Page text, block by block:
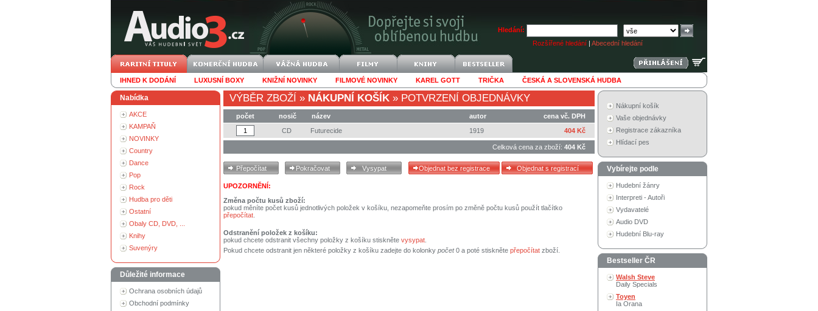
Hledání:
Rozšířené hledání | Abecední hledání
IHNED K DODÁNÍ LUXUSNÍ BOXY KNIŽNÍ NOVINKY FILMOVÉ NOVINKY KAREL GOTT TRIČKA ČESKÁ A SLOVENSKÁ HUDBA
Nabídka
AKCE
KAMPAŇ
NOVINKY
Country
Dance
Pop
Rock
Hudba pro děti
Ostatní
Obaly CD, DVD, ...
Knihy
Suvenýry
Důležité informace
Ochrana osobních údajů
Obchodní podmínky
VÝBĚR ZBOŽÍ » NÁKUPNÍ KOŠÍK » POTVRZENÍ OBJEDNÁVKY
počet nosič název autor
cena vč. DPH
CD
Futurecide 1919 404 Kč
Celková cena za zboží: 404 Kč
UPOZORNĚNÍ:
Změna počtu kusů zboží:
pokud měníte počet kusů jednotlivých položek v košíku, nezapomeňte prosím po změně počtu kusů použít tlačítko
přepočítat
Odstranění položek z košíku:
pokud chcete odstranit všechny položky z košíku stiskněte vysypat
Pokud chcete odstranit jen některé položky z košíku zadejte do kolonky počet0 a poté stiskněte přepočítat zboží.
Nákupní košík
Vaše objednávky
Registrace zákazníka
Hlídací pes
Vybírejte podle
Hudební žánry
Interpreti - Autoři
Vydavatelé
Audio DVD
Hudební Blu-ray
Bestseller ČR
Walsh Steve
Daily Specials
Toyen
Ia Orana